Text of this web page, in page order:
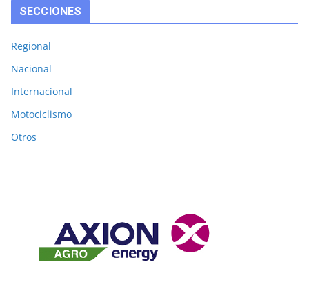
SECCIONES
Regional
Nacional
Internacional
Motociclismo
Otros